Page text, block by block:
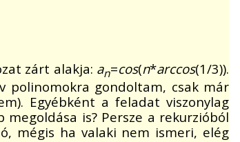
zárt alakja: an=cos(n*arccos(1/3)).
polinomokra gondoltam, csak már
Egyébként a feladat viszonylag
is? Persze a rekurzióból
mégis ha valaki nem ismeri, elég